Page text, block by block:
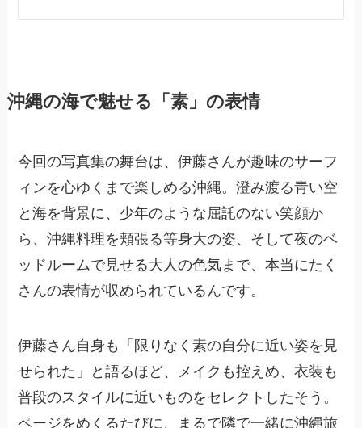
沖縄の海で魅せる「素」の表情
今回の写真集の舞台は、伊藤さんが趣味のサーフ
ィンを心ゆくまで楽しめる沖縄。澄み渡る青い空
と海を背景に、少年のような屈託のない笑顔か
ら、沖縄料理を頬張る等身大の姿、そして夜のベ
ッドルームで見せる大人の色気まで、本当にたく
さんの表情が収められているんです。
伊藤さん自身も「限りなく素の自分に近い姿を見
せられた」と語るほど、メイクも控えめ、衣装も
普段のスタイルに近いものをセレクトしたそう。
ページをめくるたびに、まるで隣で一緒に沖縄旅